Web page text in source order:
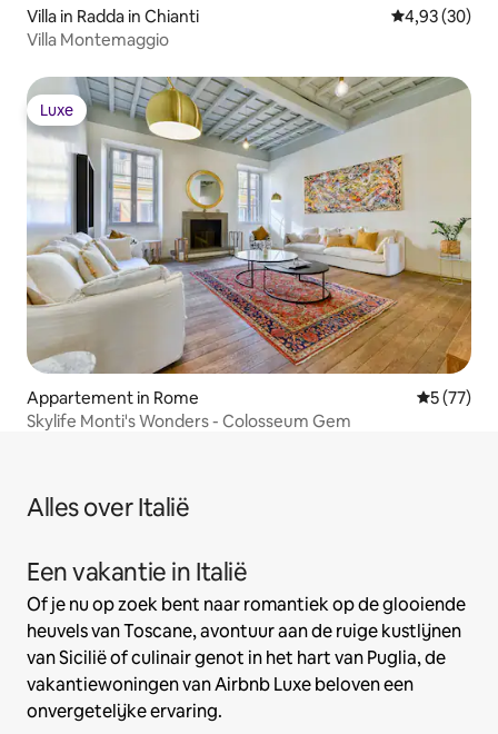
Villa in Radda in Chianti Gemiddelde
4,93 (30)
Villa Montemaggio
Luxe
Luxe
Appartement in Rome
5 (77)
Skylife Monti's Wonders - Colosseum Gem
Alles over Italië
Een vakantie in Italië
Of je nu op zoek bent naar romantiek op de glooiende
heuvels van Toscane, avontuur aan de ruige kustlijnen
van Sicilië of culinair genot in het hart van Puglia, de
vakantiewoningen van Airbnb Luxe beloven een
onvergetelijke ervaring.